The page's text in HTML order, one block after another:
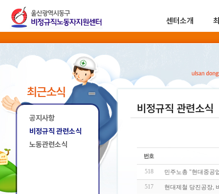
센터소개
최근소식
공지사항
비정규직 관련소식
노동관련소식
비정규직 관련소식
518 민주노총 "현대중공
517 현대제철 당진공장,